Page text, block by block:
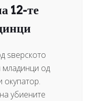
12-те
ѕверското
младинци од
окупатор.
убиените